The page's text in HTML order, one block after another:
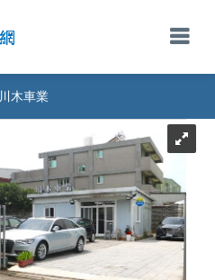
川木車業